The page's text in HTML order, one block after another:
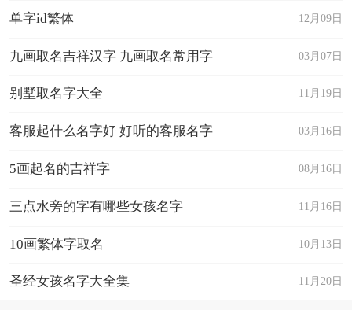
12月09日
单字id繁体
03月07日
九画取名吉祥汉字 九画取名常用字
11月19日
别墅取名字大全
03月16日
客服起什么名字好 好听的客服名字
08月16日
5画起名的吉祥字
11月16日
三点水旁的字有哪些女孩名字
10月13日
10画繁体字取名
11月20日
圣经女孩名字大全集